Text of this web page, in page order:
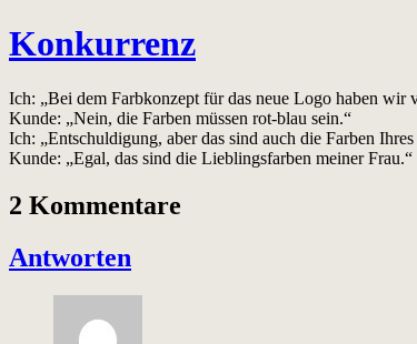
Konkurrenz
Ich: „Bei dem Farbkonzept für das neue Logo haben
Kunde: „Nein, die Farben müssen rot-blau sein.“
Ich: „Entschuldigung, aber das sind auch die Farben
Kunde: „Egal, das sind die Lieblingsfarben meiner Frau.“
2 Kommentare
Antworten